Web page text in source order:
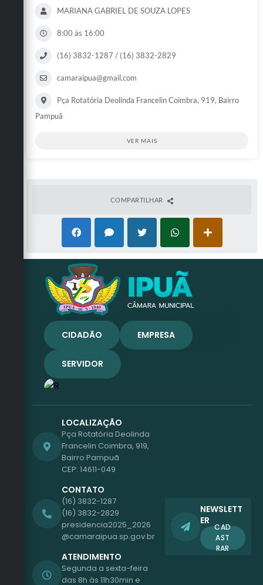
MARIANA GABRIEL DE SOUZA LOPES
8:00 às 16:00
(16) 3832-1287 / (16) 3832-2829
camaraipua@gmail.com
Pça Rotatória Deolinda Francelin Coimbra, 919, Bairro
Pampuã
VER MAIS
COMPARTILHAR
LOCALIZAÇÃO
Pça Rotatória Deolinda
Francelin Coimbra, 919,
Bairro Pampuã
CEP: 14611-049
CONTATO
(16) 3832-1287
(16) 3832-2829
presidencia2025_2026
@camaraipua.sp.gov.br
ATENDIMENTO
Segunda a sexta-feira
das 8h às 11h30min e
NEWSLETT
ER
CAD
AST
RAR
CIDADÃO EMPRESA
SERVIDOR